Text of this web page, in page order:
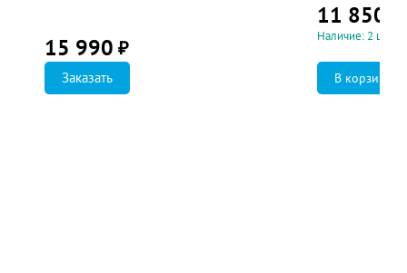
15 990 ₽
Заказать
11 850
Наличие: 2 шт.